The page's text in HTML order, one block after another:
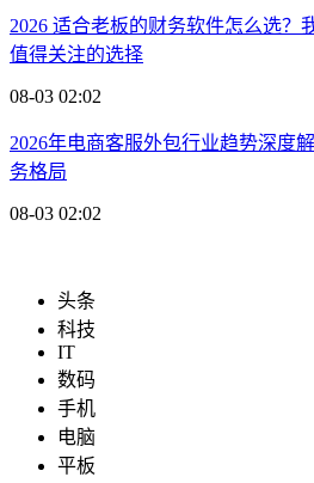
2026 适合老板的财务软件怎么选？
值得关注的选择
08-03 02:02
2026年电商客服外包行业趋势深度
务格局
08-03 02:02
头条
科技
IT
数码
手机
电脑
平板